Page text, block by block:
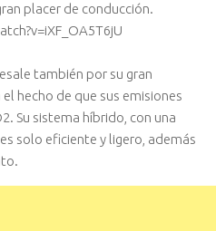
placer de conducción.
también por su gran
hecho de que sus emisiones
Su sistema híbrido, con una
es solo eficiente y ligero, además